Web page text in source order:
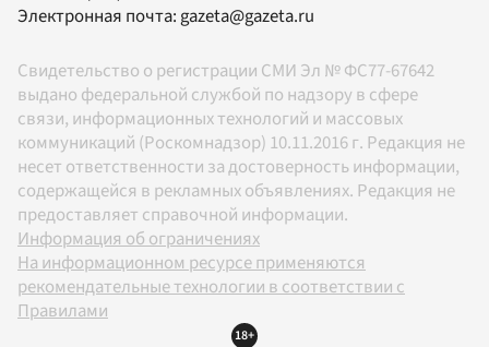
Электронная почта: gazeta@gazeta.ru
Свидетельство о регистрации СМИ Эл № ФС77-67642
выдано федеральной службой по надзору в сфере
связи, информационных технологий и массовых
коммуникаций (Роскомнадзор) 10.11.2016 г. Редакция не
несет ответственности за достоверность информации,
содержащейся в рекламных объявлениях. Редакция не
предоставляет справочной информации.
Информация об ограничениях
На информационном ресурсе применяются
рекомендательные технологии в соответствии с
Правилами
18+